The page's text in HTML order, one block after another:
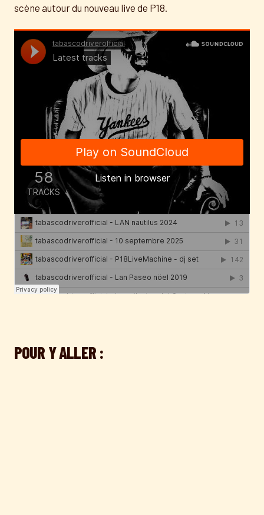
scène autour du nouveau live de P18.
POUR Y ALLER :